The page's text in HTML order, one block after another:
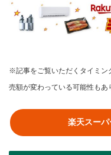
※記事をご覧いただくタイミン
売額が変わっている可能性もあ
楽天スー